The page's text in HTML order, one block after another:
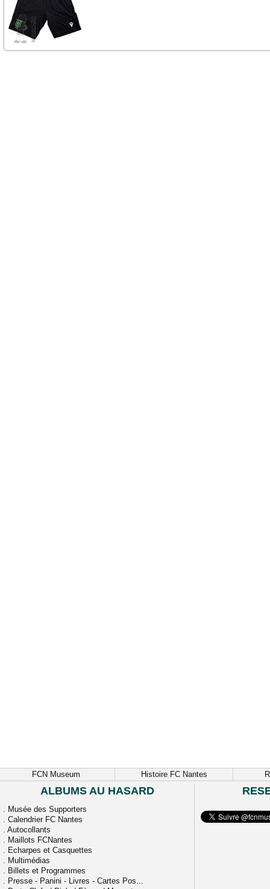
FCN Museum Histoire FC Nantes
ALBUMS AU HASARD
. Musée des Supporters
. Calendrier FC Nantes
. Autocollants
. Maillots FCNantes
. Echarpes et Casquettes
. Multimédias
. Billets et Programmes
. Presse - Panini - Livres - Cartes Pos...